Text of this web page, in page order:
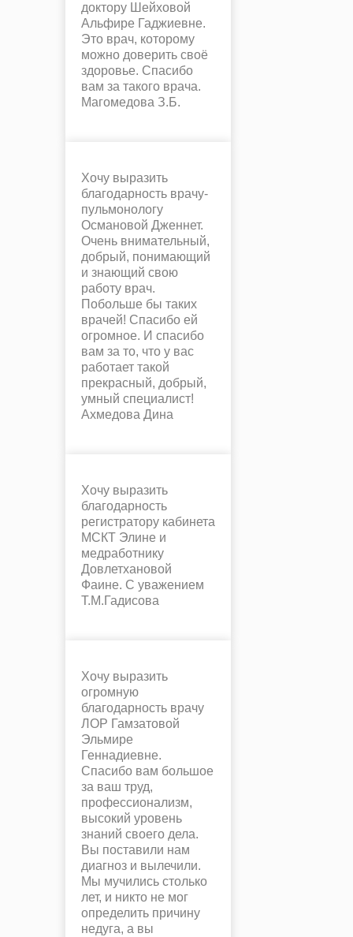
доктору Шейховой
Альфире Гаджиевне.
Это врач, которому
можно доверить своё
здоровье. Спасибо
вам за такого врача.
Магомедова З.Б.
Хочу выразить
благодарность врачу-
пульмонологу
Османовой Дженнет.
Очень внимательный,
добрый, понимающий
и знающий свою
работу врач.
Побольше бы таких
врачей! Спасибо ей
огромное. И спасибо
вам за то, что у вас
работает такой
прекрасный, добрый,
умный специалист!
Ахмедова Дина
Хочу выразить
благодарность
регистратору кабинета
МСКТ Элине и
медработнику
Довлетхановой
Фаине. С уважением
Т.М.Гадисова
Хочу выразить
огромную
благодарность врачу
ЛОР Гамзатовой
Эльмире
Геннадиевне.
Спасибо вам большое
за ваш труд,
профессионализм,
высокий уровень
знаний своего дела.
Вы поставили нам
диагноз и вылечили.
Мы мучились столько
лет, и никто не мог
определить причину
недуга, а вы